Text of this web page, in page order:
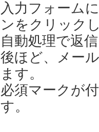
入力フォーム
ンをクリック
自動処理で返
後ほど、メー
ます。
必須マークが
す。